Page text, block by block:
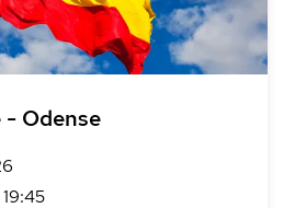
- Odense